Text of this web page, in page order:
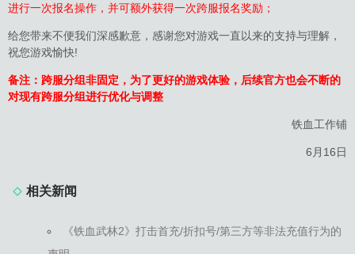
进行一次报名操作，并可额外获得一次跨服报名奖励；
给您带来不便我们深感歉意，感谢您对游戏一直以来的支持与理解，
祝您游戏愉快!
备注：跨服分组非固定，为了更好的游戏体验，后续官方也会不断的
对现有跨服分组进行优化与调整
铁血工作铺
6月16日
相关新闻
《铁血武林2》打击首充/折扣号/第三方等非法充值行为的